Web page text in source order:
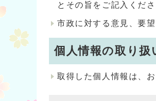
とその旨をご記入くださ
市政に対する意見、要
個人情報の取り扱
取得した個人情報は、